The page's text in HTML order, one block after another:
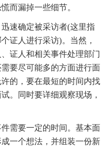
而漏掉一些细节。
速确定被采访者(这里指
证人进行采访)。当然，
证人和相关事件处理部门
要尽可能多的方面进行面
的，要在最短的时间内找
。同时要详细观察现场，
需要一定的时间。基本面
一个想法，并组装一份新